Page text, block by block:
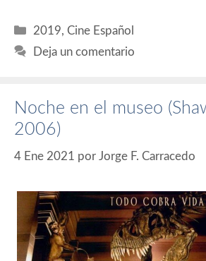
Categorías
2019,Cine Español
Deja un comentario
Noche en el museo
2006)
4 Ene 2021 por Jorge F. Carracedo